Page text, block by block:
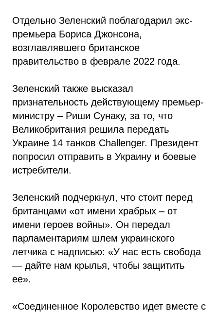
Отдельно Зеленский поблагодарил экс-
премьера Бориса Джонсона,
возглавлявшего британское
правительство в феврале 2022 года.
Зеленский также высказал
признательность действующему премьер-
министру – Риши Сунаку, за то, что
Великобритания решила передать
Украине 14 танков Challenger. Президент
попросил отправить в Украину и боевые
истребители.
Зеленский подчеркнул, что стоит перед
британцами «от имени храбрых – от
имени героев войны». Он передал
парламентариям шлем украинского
летчика с надписью: «У нас есть свобода
— дайте нам крылья, чтобы защитить
ее».
«Соединенное Королевство идет вместе с